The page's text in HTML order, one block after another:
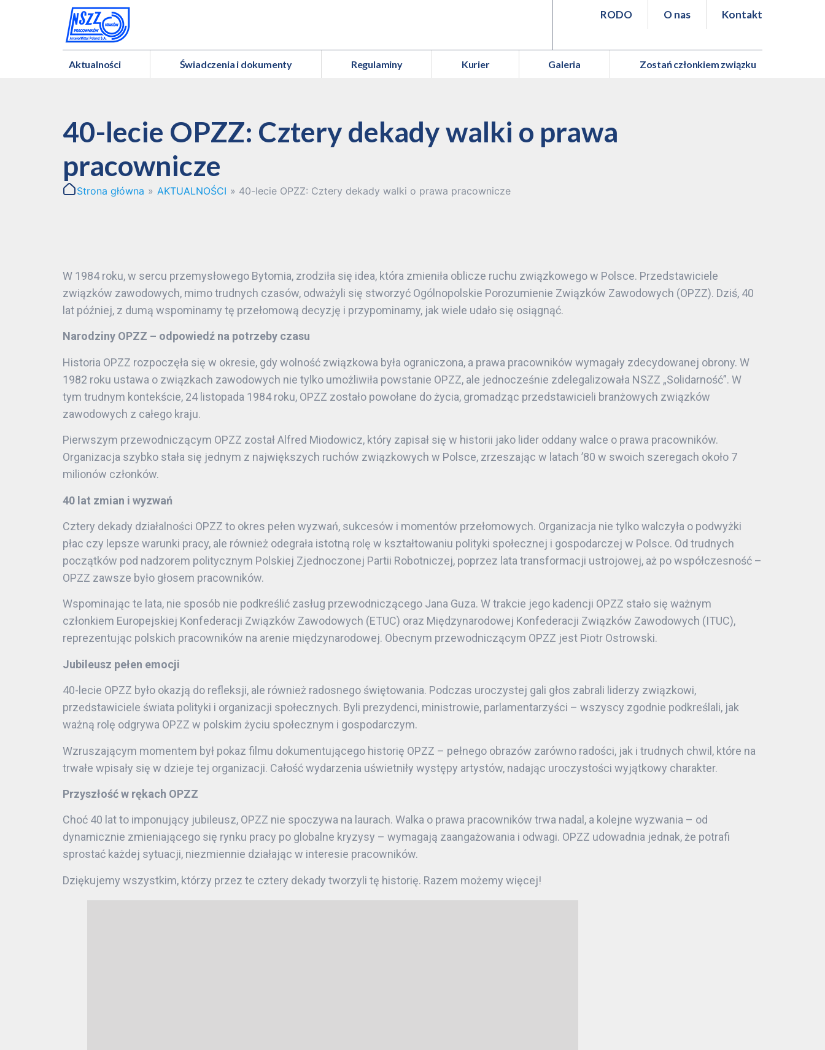
RODO O nas Kontakt
Aktualności Świadczenia i dokumenty Regulaminy Kurier Galeria Zostań członkiem związku
40-lecie OPZZ: Cztery dekady walki o prawa
pracownicze
Strona główna » AKTUALNOŚCI » 40-lecie OPZZ: Cztery dekady walki o prawa pracownicze
W 1984 roku, w sercu przemysłowego Bytomia, zrodziła się idea, która zmieniła oblicze ruchu związkowego w Polsce. Przedstawiciele
związków zawodowych, mimo trudnych czasów, odważyli się stworzyć Ogólnopolskie Porozumienie Związków Zawodowych (OPZZ). Dziś, 40
lat później, z dumą wspominamy tę przełomową decyzję i przypominamy, jak wiele udało się osiągnąć.
Narodziny OPZZ – odpowiedź na potrzeby czasu
Historia OPZZ rozpoczęła się w okresie, gdy wolność związkowa była ograniczona, a prawa pracowników wymagały zdecydowanej obrony. W
1982 roku ustawa o związkach zawodowych nie tylko umożliwiła powstanie OPZZ, ale jednocześnie zdelegalizowała NSZZ „Solidarność”. W
tym trudnym kontekście, 24 listopada 1984 roku, OPZZ zostało powołane do życia, gromadząc przedstawicieli branżowych związków
zawodowych z całego kraju.
Pierwszym przewodniczącym OPZZ został Alfred Miodowicz, który zapisał się w historii jako lider oddany walce o prawa pracowników.
Organizacja szybko stała się jednym z największych ruchów związkowych w Polsce, zrzeszając w latach ’80 w swoich szeregach około 7
milionów członków.
40 lat zmian i wyzwań
Cztery dekady działalności OPZZ to okres pełen wyzwań, sukcesów i momentów przełomowych. Organizacja nie tylko walczyła o podwyżki
płac czy lepsze warunki pracy, ale również odegrała istotną rolę w kształtowaniu polityki społecznej i gospodarczej w Polsce. Od trudnych
początków pod nadzorem politycznym Polskiej Zjednoczonej Partii Robotniczej, poprzez lata transformacji ustrojowej, aż po współczesność –
OPZZ zawsze było głosem pracowników.
Wspominając te lata, nie sposób nie podkreślić zasług przewodniczącego Jana Guza. W trakcie jego kadencji OPZZ stało się ważnym
członkiem Europejskiej Konfederacji Związków Zawodowych (ETUC) oraz Międzynarodowej Konfederacji Związków Zawodowych (ITUC),
reprezentując polskich pracowników na arenie międzynarodowej. Obecnym przewodniczącym OPZZ jest Piotr Ostrowski.
Jubileusz pełen emocji
40-lecie OPZZ było okazją do refleksji, ale również radosnego świętowania. Podczas uroczystej gali głos zabrali liderzy związkowi,
przedstawiciele świata polityki i organizacji społecznych. Byli prezydenci, ministrowie, parlamentarzyści – wszyscy zgodnie podkreślali, jak
ważną rolę odgrywa OPZZ w polskim życiu społecznym i gospodarczym.
Wzruszającym momentem był pokaz filmu dokumentującego historię OPZZ – pełnego obrazów zarówno radości, jak i trudnych chwil, które na
trwałe wpisały się w dzieje tej organizacji. Całość wydarzenia uświetniły występy artystów, nadając uroczystości wyjątkowy charakter.
Przyszłość w rękach OPZZ
Choć 40 lat to imponujący jubileusz, OPZZ nie spoczywa na laurach. Walka o prawa pracowników trwa nadal, a kolejne wyzwania – od
dynamicznie zmieniającego się rynku pracy po globalne kryzysy – wymagają zaangażowania i odwagi. OPZZ udowadnia jednak, że potrafi
sprostać każdej sytuacji, niezmiennie działając w interesie pracowników.
Dziękujemy wszystkim, którzy przez te cztery dekady tworzyli tę historię. Razem możemy więcej!